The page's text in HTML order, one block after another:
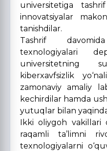
universitetiga
innovatsiyalar
tanishdilar.
Tashrif
texnologiyalari
universitetning
kiberxavfsizlik
zamonaviy amaliy
kechirdilar hamda
yutuqlar bilan
Ikki oliygoh vakillari
raqamli ta’limni
texnologiyalarni